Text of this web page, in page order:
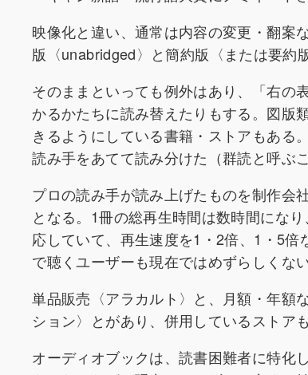
映像化と違い、通常は内容の変更・翻案
版〈unabridged〉と簡約版〈または要約
そのままといっても例外はあり、「右の
かるかたちに読み替えたりもする。図版
きるようにしている書籍・ストアもある
読み手をあてて読み分けた（群読と呼ぶ
プロの読み手が読み上げたものを制作会
となる。1冊の総再生時間は数時間にな
応していて、再生速度を1・2倍、1・5
で聴くユーザーも現在ではめずらしくない
単品販売〈アラカルト〉と、月額・年額
ション〉とがあり、併用しているストアも
オーディオブックは、読書困難者に特化